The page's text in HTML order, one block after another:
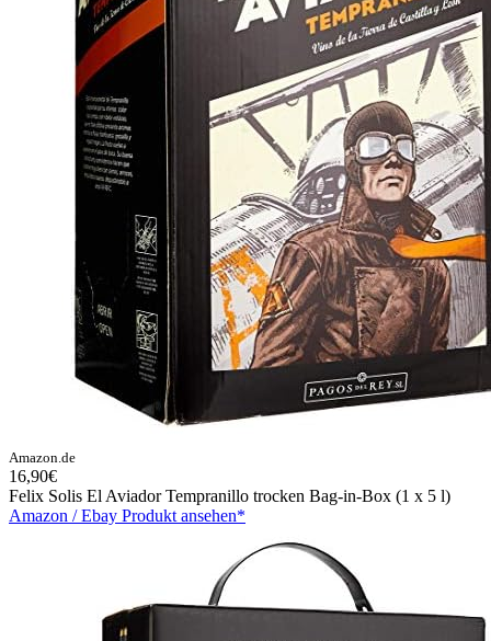
Amazon.de
16,90€
Felix Solis El Aviador Tempranillo trocken Bag-in-Box (1 x 5 l)
Amazon / Ebay Produkt ansehen*